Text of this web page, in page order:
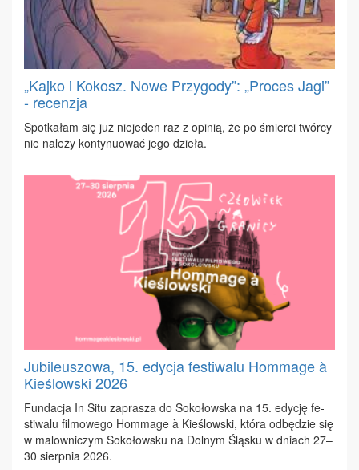
„Kajko i Kokosz. Nowe Przygody”: „Proces Jagi”
- recenzja
Spo­tka­łam się już nie­je­den raz z opi­nią, że po śmier­ci twór­cy
nie na­le­ży kon­ty­nu­ować je­go dzie­ła.
Jubileuszowa, 15. edycja festiwalu Hommage à
Kieślowski 2026
Fun­da­cja In Si­tu za­pra­sza do So­ko­łow­ska na 15. edy­cję fe­
sti­wa­lu fil­mo­we­go Hom­ma­ge à Kie­ślow­ski, któ­ra od­bę­dzie się
w ma­low­ni­czym So­ko­łow­sku na Dol­nym Ślą­sku w dniach 27–
30 sierp­nia 2026.